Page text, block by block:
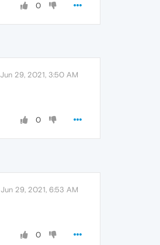
0
Jun 29, 2021, 3:50 AM
0
Jun 29, 2021, 6:53 AM
0